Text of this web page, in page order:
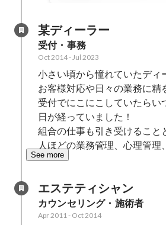
某ディーラー
受付・事務
Oct 2014- Jul 2023
小さい頃から憧れていたディ
お客様対応や日々の業務に精
受付でにこにこしていたらい
日が経っていました！
組合の仕事も引き受けること
人ほどの業務管理、心理管理
See more
エステティシャン
カウンセリング・施術者
Apr 2011 - Oct 2014